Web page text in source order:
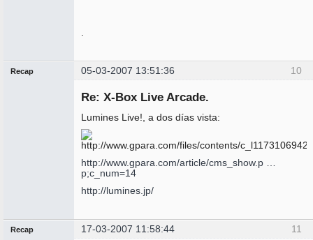
10
Recap 05-03-2007 13:51:36
Re: X-Box Live Arcade.
Lumines Live!, a dos días vista:
http://www.gpara.com/article/cms_show.p …
p;c_num=14
http://lumines.jp/
11
Recap 17-03-2007 11:58:44